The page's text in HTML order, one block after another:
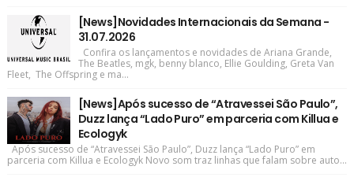
[News]Novidades Internacionais da Semana -
31.07.2026
Confira os lançamentos e novidades de Ariana Grande,
The Beatles, mgk, benny blanco, Ellie Goulding, Greta Van
Fleet, The Offspring e ma...
[News]Após sucesso de “Atravessei São Paulo”,
Duzz lança “Lado Puro” em parceria com Killua e
Ecologyk
Após sucesso de “Atravessei São Paulo”, Duzz lança “Lado Puro” em
parceria com Killua e Ecologyk Novo som traz linhas que falam sobre auto...